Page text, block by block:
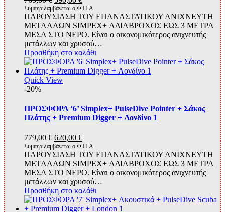
price
was:
765,00 €.
τρέχουσα
τιμή
είναι:
590,00 €.
Συμπεριλαμβάνεται ο Φ.Π.Α
ΠΑΡΟΥΣΙΑΣΗ ΤΟΥ ΕΠΑΝΑΣΤΑΤΙΚΟΥ ΑΝΙΧΝΕΥΤΗ
ΜΕΤΑΛΛΩΝ SIMPEX+ ΑΔΙΑΒΡΟΧΟΣ ΕΩΣ 3 ΜΕΤΡΑ
ΜΕΣΑ ΣΤΟ ΝΕΡΟ. Είναι ο οικονομικότερος ανιχνευτής
μετάλλων και χρυσού…
Προσθήκη στο καλάθι
Quick View
-20%
ΠΡΟΣΦΟΡΑ ‘6’ Simplex+ PulseDive Pointer + Σάκος
Πλάτης + Premium Digger + Λονδίνο 1
779,00€ Original
price
was:
779,00 €.
620,00 €Η
τρέχουσα
τιμή
είναι:
620,00 €.
Συμπεριλαμβάνεται ο Φ.Π.Α
ΠΑΡΟΥΣΙΑΣΗ ΤΟΥ ΕΠΑΝΑΣΤΑΤΙΚΟΥ ΑΝΙΧΝΕΥΤΗ
ΜΕΤΑΛΛΩΝ SIMPEX+ ΑΔΙΑΒΡΟΧΟΣ ΕΩΣ 3 ΜΕΤΡΑ
ΜΕΣΑ ΣΤΟ ΝΕΡΟ. Είναι ο οικονομικότερος ανιχνευτής
μετάλλων και χρυσού…
Προσθήκη στο καλάθι